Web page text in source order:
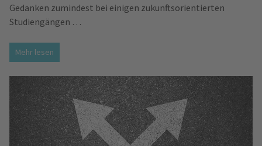
Gedanken zumindest bei einigen zukunftsorientierten
Studiengängen …
Mehr lesen